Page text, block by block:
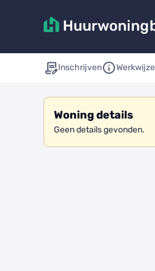
Inschrijven Werkwijze
Woning details
Geen details gevonden.